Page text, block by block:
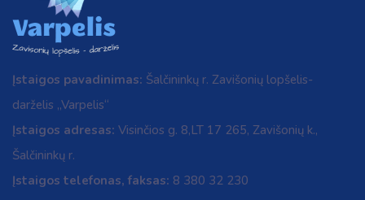
Įstaigos pavadinimas: Šalčininkų r. Zavišonių lopšelis-
darželis „Varpelis“
Įstaigos adresas: Visinčios g. 8,LT 17 265, Zavišonių k.,
Šalčininkų r.
Įstaigos telefonas, faksas: 8 380 32 230